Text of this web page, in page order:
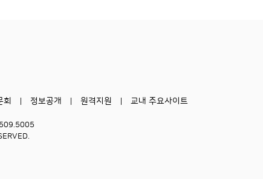
회 정보공개 원격지원 교내 주요사이트